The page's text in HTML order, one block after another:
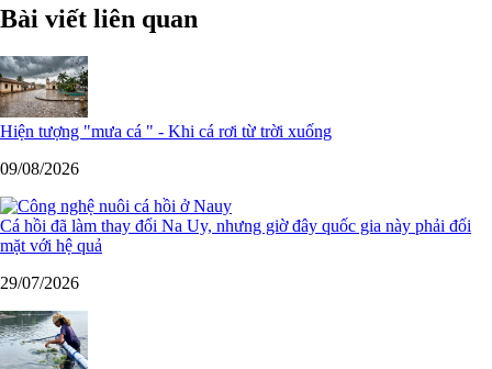
Bài viết liên quan
Hiện tượng "mưa cá " - Khi cá rơi từ trời xuống
09/08/2026
Cá hồi đã làm thay đổi Na Uy, nhưng giờ đây quốc gia này phải đối
mặt với hệ quả
29/07/2026